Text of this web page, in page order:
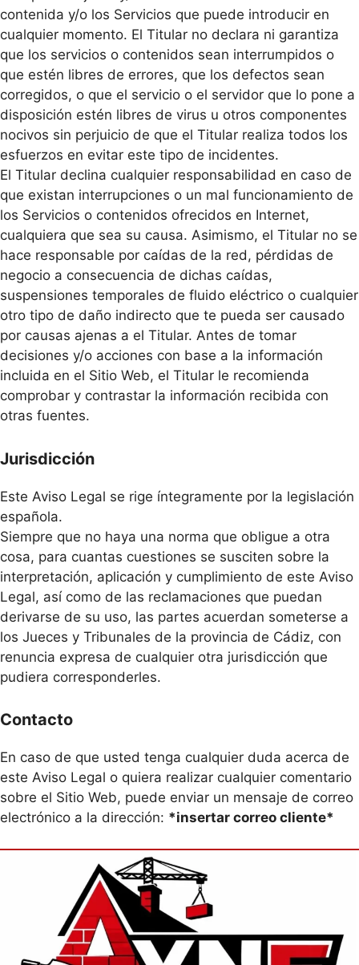
contenida y/o los Servicios que puede introducir en
cualquier momento. El Titular no declara ni garantiza
que los servicios o contenidos sean interrumpidos o
que estén libres de errores, que los defectos sean
corregidos, o que el servicio o el servidor que lo pone a
disposición estén libres de virus u otros componentes
nocivos sin perjuicio de que el Titular realiza todos los
esfuerzos en evitar este tipo de incidentes.
El Titular declina cualquier responsabilidad en caso de
que existan interrupciones o un mal funcionamiento de
los Servicios o contenidos ofrecidos en Internet,
cualquiera que sea su causa. Asimismo, el Titular no se
hace responsable por caídas de la red, pérdidas de
negocio a consecuencia de dichas caídas,
suspensiones temporales de fluido eléctrico o cualquier
otro tipo de daño indirecto que te pueda ser causado
por causas ajenas a el Titular. Antes de tomar
decisiones y/o acciones con base a la información
incluida en el Sitio Web, el Titular le recomienda
comprobar y contrastar la información recibida con
otras fuentes.
Jurisdicción
Este Aviso Legal se rige íntegramente por la legislación
española.
Siempre que no haya una norma que obligue a otra
cosa, para cuantas cuestiones se susciten sobre la
interpretación, aplicación y cumplimiento de este Aviso
Legal, así como de las reclamaciones que puedan
derivarse de su uso, las partes acuerdan someterse a
los Jueces y Tribunales de la provincia de Cádiz, con
renuncia expresa de cualquier otra jurisdicción que
pudiera corresponderles.
Contacto
En caso de que usted tenga cualquier duda acerca de
este Aviso Legal o quiera realizar cualquier comentario
sobre el Sitio Web, puede enviar un mensaje de correo
electrónico a la dirección: *insertar correo cliente*